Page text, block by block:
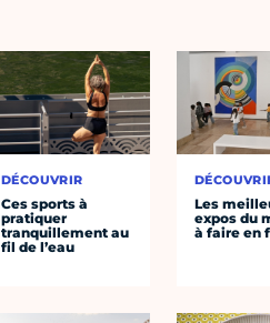
DÉCOUVRIR
Ces sports à
pratiquer
tranquillement au
fil de l’eau
Les
expos du
à faire en